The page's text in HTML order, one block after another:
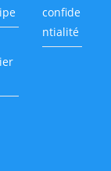
confide
ntialité